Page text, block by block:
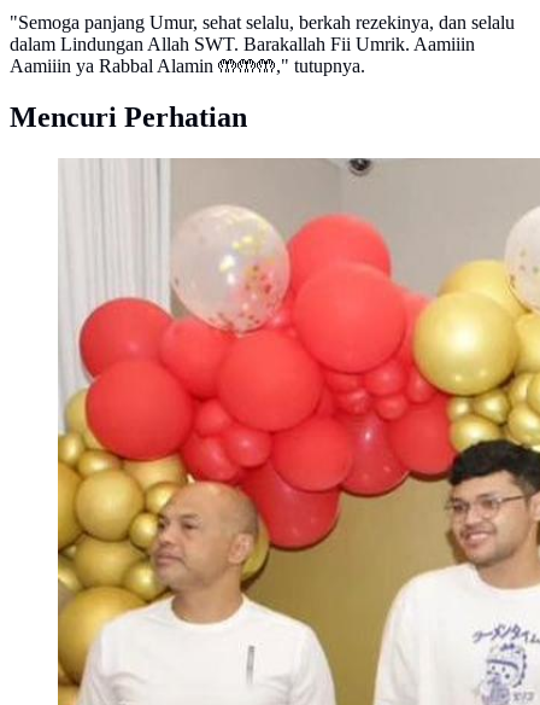
"Semoga panjang Umur, sehat selalu, berkah rezekinya, dan selalu
dalam Lindungan Allah SWT. Barakallah Fii Umrik. Aamiiin
Aamiiin ya Rabbal Alamin 🤲🤲🤲," tutupnya.
Mencuri Perhatian